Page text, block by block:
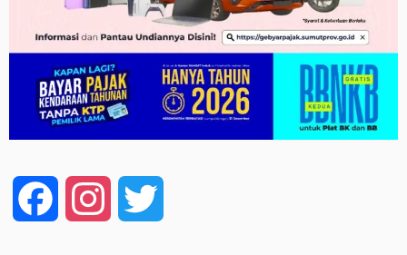
Facebook Instagram